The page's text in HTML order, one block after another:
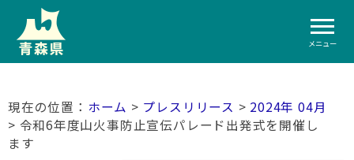
メニュー
ホーム > プレスリリース > 2024年 04月
> 令和6年度山火事防止宣伝パレード出発式を開催し
ます